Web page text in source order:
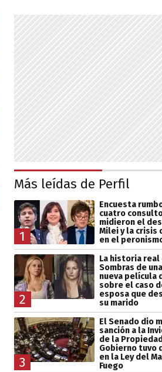
Más leídas de Perfil
1
Encuesta
cuatro
midieron el
Milei y la crisis
en el
2
La historia real
Sombras de
nueva película
sobre el caso
esposa que
su marido
3
El Senado dio
sanción a la
de la
Gobierno tuvo
en la Ley del
Fuego